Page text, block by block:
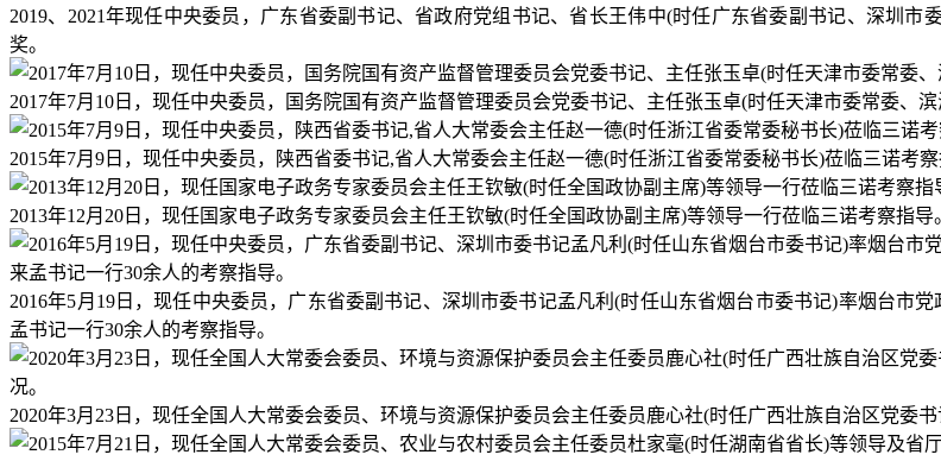
2019、2021年现任中央委员，广东省委副书记、省政府党组书记、省长王伟中(时任广东省委副书记、深圳
奖。
2017年7月10日，现任中央委员，国务院国有资产监督管理委员会党委书记、主任张玉卓(时任天津市委常委、
2015年7月9日，现任中央委员，陕西省委书记,省人大常委会主任赵一德(时任浙江省委常委秘书长)莅临三诺考察
2013年12月20日，现任国家电子政务专家委员会主任王钦敏(时任全国政协副主席)等领导一行莅临三诺考察指导
2016年5月19日，现任中央委员，广东省委副书记、深圳市委书记孟凡利(时任山东省烟台市委书记)率烟台市
孟书记一行30余人的考察指导。
2020年3月23日，现任全国人大常委会委员、环境与资源保护委员会主任委员鹿心社(时任广西壮族自治区党委